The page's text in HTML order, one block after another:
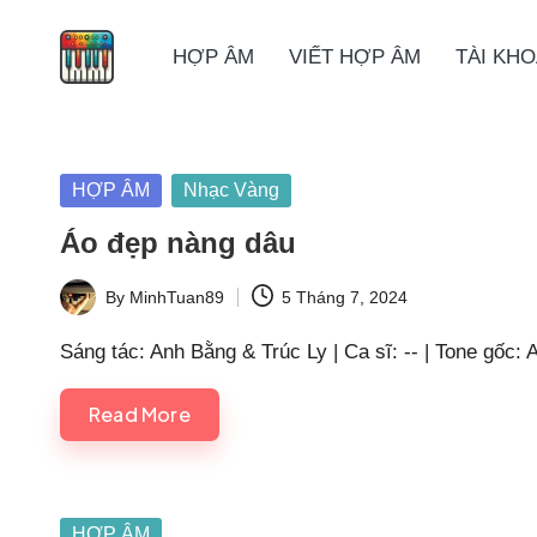
HỢP ÂM VIẾT HỢP ÂM TÀI
Posted
HỢP ÂM Nhạc Vàng
Áo đẹp nàng dâu
Posted
by
By MinhTuan89 5 Tháng 7, 2024
Sáng tác: Anh Bằng & Trúc Ly | Ca sĩ: -- | Tone gốc:
Read More
Posted